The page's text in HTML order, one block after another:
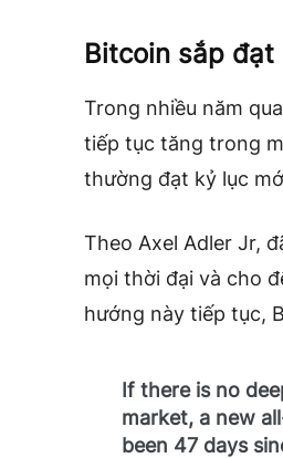
Bitcoin sắp
Trong nhiều năm
tiếp tục tăng trong
thường đạt kỷ lục
Theo Axel Adler Jr,
mọi thời đại và cho
hướng này tiếp tục,
If there is no
market, a new
been 47 days